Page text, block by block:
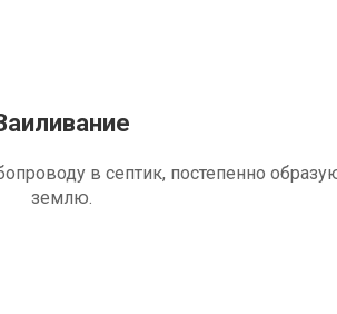
в септик, постепенно
землю.